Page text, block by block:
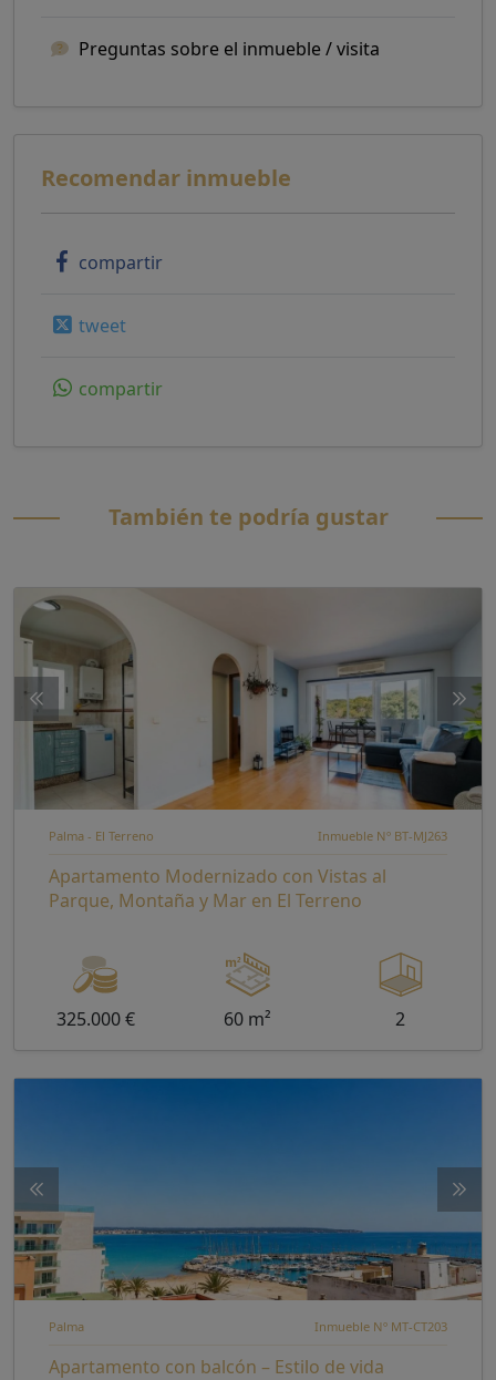
Preguntas sobre el inmueble / visita
Recomendar inmueble
compartir
tweet
compartir
También te podría gustar
Palma - El Terreno Inmueble Nº BT-MJ263
Apartamento Modernizado con Vistas al
Parque, Montaña y Mar en El Terreno
325.000 € 60 m² 2
Palma Inmueble Nº MT-CT203
Apartamento con balcón – Estilo de vida